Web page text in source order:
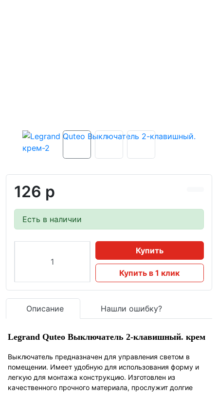
126 р
Есть в наличии
Купить
Купить в 1 клик
Описание Нашли ошибку?
Legrand Quteo Выключатель 2-клавишный. крем
Выключатель предназначен для управления светом в
помещении. Имеет удобную для использования форму и
легкую для монтажа конструкцию. Изготовлен из
качественного прочного материала, прослужит долгие